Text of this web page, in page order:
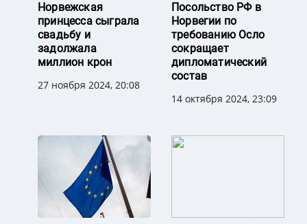
Норвежская
принцесса сыграла
свадьбу и
задолжала
миллион крон
27 ноября 2024, 20:08
Посольство РФ в
Норвегии по
требованию Осло
сокращает
дипломатический
состав
14 октября 2024, 23:09